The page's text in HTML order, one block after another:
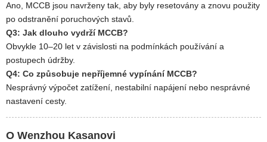
Ano, MCCB jsou navrženy tak, aby byly resetovány a znovu použity
po odstranění poruchových stavů.
Q3: Jak dlouho vydrží MCCB?
Obvykle 10–20 let v závislosti na podmínkách používání a
postupech údržby.
Q4: Co způsobuje nepříjemné vypínání MCCB?
Nesprávný výpočet zatížení, nestabilní napájení nebo nesprávné
nastavení cesty.
O Wenzhou Kasanovi